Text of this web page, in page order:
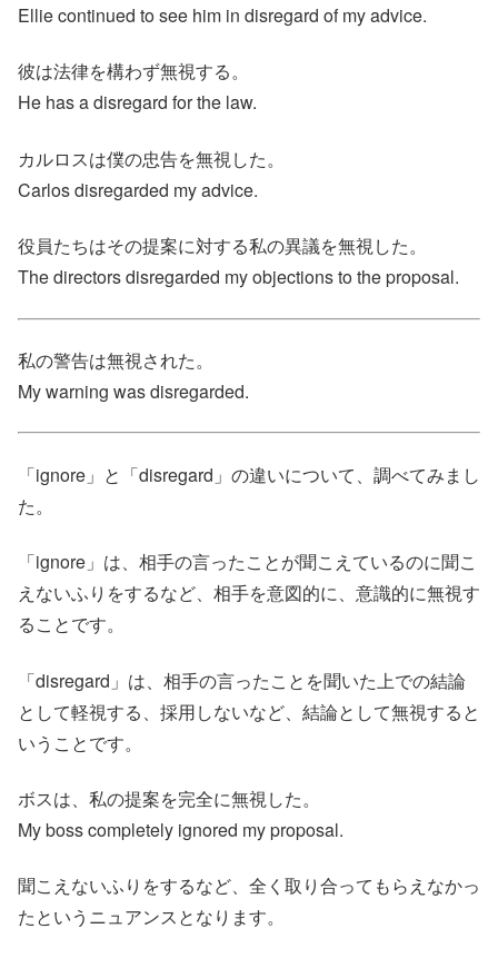
Ellie continued to see him in disregard of my advice.
彼は法律を構わず無視する。
He has a disregard for the law.
カルロスは僕の忠告を無視した。
Carlos disregarded my advice.
役員たちはその提案に対する私の異議を無視した。
The directors disregarded my objections to the proposal.
私の警告は無視された。
My warning was disregarded.
「ignore」と「disregard」の違いについて、調べてみまし
た。
「ignore」は、相手の言ったことが聞こえているのに聞こ
えないふりをするなど、相手を意図的に、意識的に無視す
ることです。
「disregard」は、相手の言ったことを聞いた上での結論
として軽視する、採用しないなど、結論として無視すると
いうことです。
ボスは、私の提案を完全に無視した。
My boss completely ignored my proposal.
聞こえないふりをするなど、全く取り合ってもらえなかっ
たというニュアンスとなります。